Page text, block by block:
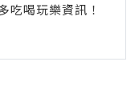
喝玩樂資訊！